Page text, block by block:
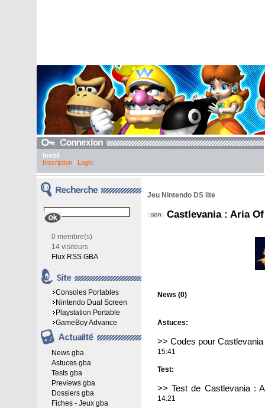
Invité
Inscription| Login
0 membre(s)
14 visiteurs
Flux RSS GBA
Consoles Portables
Nintendo Dual Screen
Playstation Portable
GameBoy Advance
News gba
Astuces gba
Tests gba
Previews gba
Dossiers gba
Fiches - Jeux gba
Jeu Nintendo DS lite
Castlevania : Aria
News (0)
Astuces:
>>Codes pour
15:41
Test:
>>Test de Castlevania :
14:21